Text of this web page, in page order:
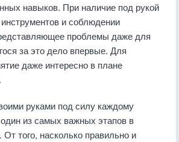
навыков. При наличие под рукой
и соблюдении
проблемы даже для
за это дело впервые. Для
даже интересно в плане
руками под силу каждому
из самых важных этапов в
того, насколько правильно и